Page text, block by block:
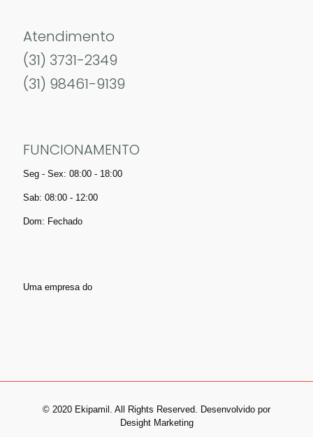
Atendimento
(31) 3731-2349
(31) 98461-9139
FUNCIONAMENTO
Seg - Sex: 08:00 - 18:00
Sab: 08:00 - 12:00
Dom: Fechado
Uma empresa do
© 2020 Ekipamil. All Rights Reserved. Desenvolvido por
Desight Marketing